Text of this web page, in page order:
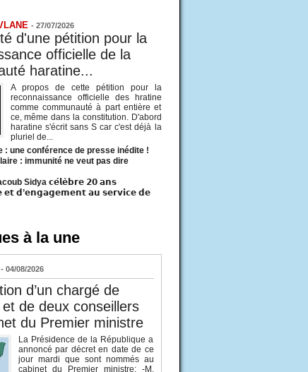
- 27/07/2026
d'une pétition pour la
officielle de la
haratine...
A propos de cette pétition pour la
reconnaissance officielle des hratine
comme communauté à part entière et
ce, même dans la constitution. D'abord
haratine s'écrit sans S car c'est déjà la
pluriel de...
: une conférence de presse inédite !
: immunité ne veut pas dire
Sidya 𝗰𝗲́𝗹𝗲̀𝗯𝗿𝗲 𝟮𝟬 𝗮𝗻𝘀
𝗲𝘁 𝗱’𝗲𝗻𝗴𝗮𝗴𝗲𝗺𝗲𝗻𝘁 𝗮𝘂 𝘀𝗲𝗿𝘃𝗶𝗰𝗲 𝗱𝗲
à la une
- 04/08/2026
d’un chargé de
de deux conseillers
du Premier ministre
La Présidence de la République a
annoncé par décret en date de ce
jour mardi que sont nommés au
cabinet du Premier ministre: -M.